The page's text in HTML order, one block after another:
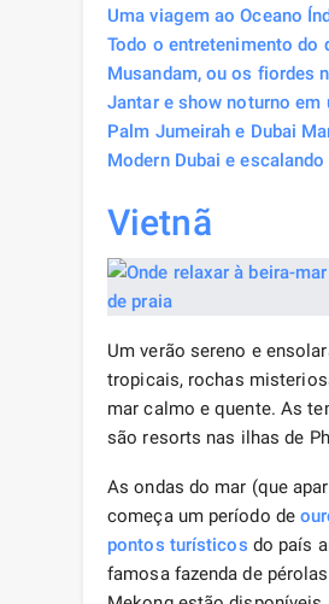
Uma viagem ao Oceano
Todo o entretenimento do
Musandam, ou os fiordes
Jantar e show noturno em
Palm Jumeirah e Dubai
Modern Dubai e
Vietnã
Um verão sereno e
tropicais, rochas
mar calmo e quente. As
são resorts nas ilhas de
As ondas do mar (que
começa um período de
pontos turísticos do país
famosa fazenda de